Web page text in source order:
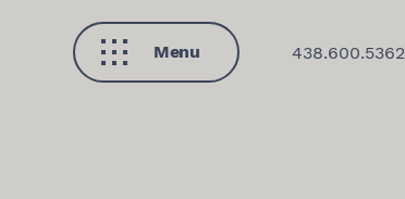
Menu
Fermer
438.600.5362